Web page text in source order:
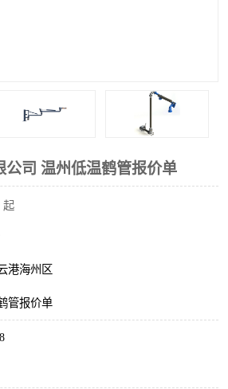
公司 温州低温鹤管报价单
起
港海州区
管报价单